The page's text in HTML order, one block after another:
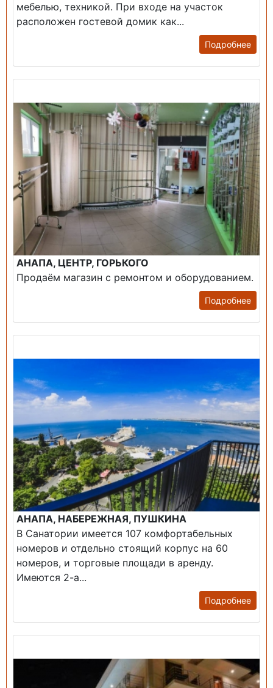
мебелью, техникой. При входе на участок
расположен гостевой домик как...
Подробнее
АНАПА, ЦЕНТР, ГОРЬКОГО
Продаём магазин с ремонтом и оборудованием.
Подробнее
АНАПА, НАБЕРЕЖНАЯ, ПУШКИНА
В Санатории имеется 107 комфортабельных
номеров и отдельно стоящий корпус на 60
номеров, и торговые площади в аренду.
Имеются 2-а...
Подробнее